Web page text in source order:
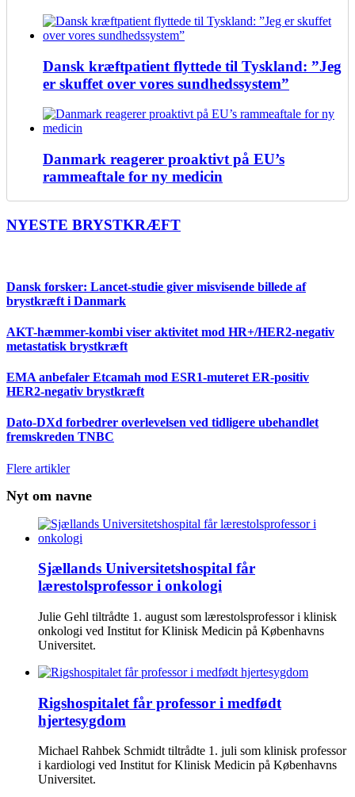
Dansk kræftpatient flyttede til Tyskland: ”Jeg
er skuffet over vores sundhedssystem”
Danmark reagerer proaktivt på EU’s
rammeaftale for ny medicin
NYESTE BRYSTKRÆFT
Dansk forsker: Lancet-studie giver misvisende billede af
brystkræft i Danmark
AKT-hæmmer-kombi viser aktivitet mod HR+/HER2-negativ
metastatisk brystkræft
EMA anbefaler Etcamah mod ESR1-muteret ER-positiv
HER2-negativ brystkræft
Dato-DXd forbedrer overlevelsen ved tidligere ubehandlet
fremskreden TNBC
Flere artikler
Nyt om navne
Sjællands Universitetshospital får
lærestolsprofessor i onkologi
Julie Gehl tiltrådte 1. august som lærestolsprofessor i klinisk
onkologi ved Institut for Klinisk Medicin på Københavns
Universitet.
Rigshospitalet får professor i medfødt
hjertesygdom
Michael Rahbek Schmidt tiltrådte 1. juli som klinisk professor
i kardiologi ved Institut for Klinisk Medicin på Københavns
Universitet.